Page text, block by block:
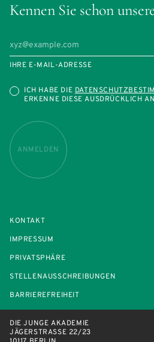
Kennen Sie schon
IHRE E-MAIL-ADRESSE
ICH HABE DIE
ERKENNE DIESE AUSDRÜCKLICH
ANMELDEN
KONTAKT
IMPRESSUM
PRIVATSPHÄRE
STELLENAUSSCHREIBUNGEN
BARRIEREFREIHEIT
DIE JUNGE AKADEMIE
JÄGERSTRASSE 22/23